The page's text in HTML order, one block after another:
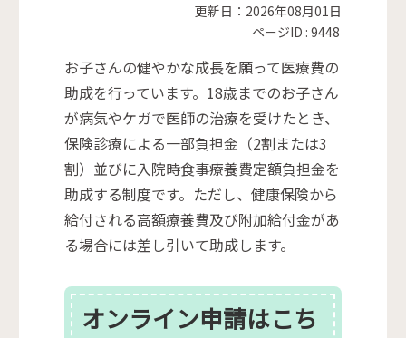
更新日：2026年08月01日
ページID :9448
お子さんの健やかな成長を願って医療費の
助成を行っています。18歳までのお子さん
が病気やケガで医師の治療を受けたとき、
保険診療による一部負担金（2割または3
割）並びに入院時食事療養費定額負担金を
助成する制度です。ただし、健康保険から
給付される高額療養費及び附加給付金があ
る場合には差し引いて助成します。
オンライン申請はこち